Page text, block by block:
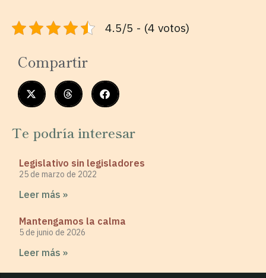
4.5/5 - (4 votos)
Compartir
Te podría interesar
Legislativo sin legisladores
25 de marzo de 2022
Leer más »
Mantengamos la calma
5 de junio de 2026
Leer más »